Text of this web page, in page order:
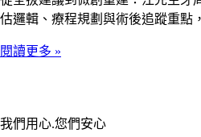
估邏輯、療程規劃與術後追蹤重點
閱讀更多 »
我們用心.您們安心